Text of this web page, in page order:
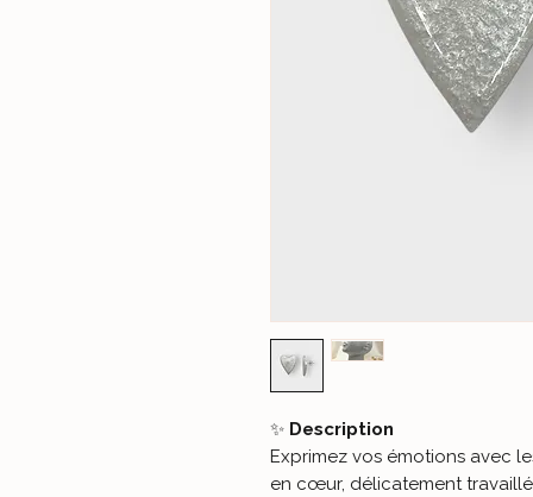
✨ Description
Exprimez vos émotions avec
en cœur, délicatement